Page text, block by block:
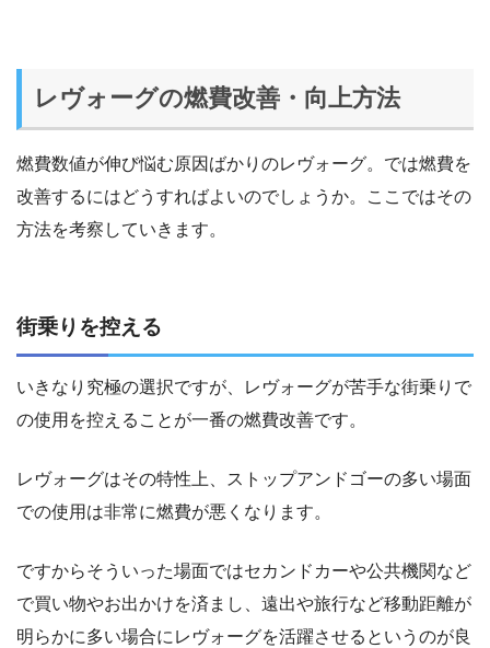
レヴォーグの燃費改善・向上方法
燃費数値が伸び悩む原因ばかりのレヴォーグ。では燃費を
改善するにはどうすればよいのでしょうか。ここではその
方法を考察していきます。
街乗りを控える
いきなり究極の選択ですが、レヴォーグが苦手な街乗りで
の使用を控えることが一番の燃費改善です。
レヴォーグはその特性上、ストップアンドゴーの多い場面
での使用は非常に燃費が悪くなります。
ですからそういった場面ではセカンドカーや公共機関など
で買い物やお出かけを済まし、遠出や旅行など移動距離が
明らかに多い場合にレヴォーグを活躍させるというのが良